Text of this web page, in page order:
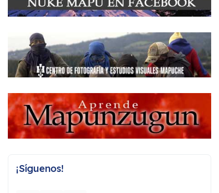
¡Síguenos!